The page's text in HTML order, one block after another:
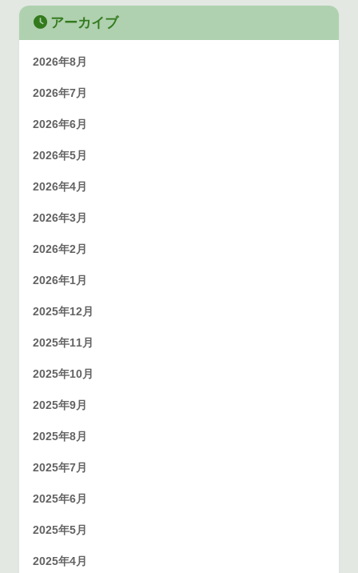
アーカイブ
2026年8月
2026年7月
2026年6月
2026年5月
2026年4月
2026年3月
2026年2月
2026年1月
2025年12月
2025年11月
2025年10月
2025年9月
2025年8月
2025年7月
2025年6月
2025年5月
2025年4月